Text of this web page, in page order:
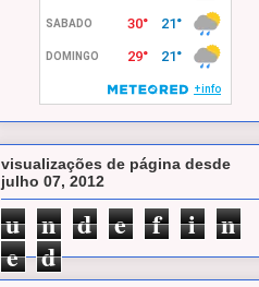
visualizações de página desde
julho 07, 2012
u n d e f i
n
e d